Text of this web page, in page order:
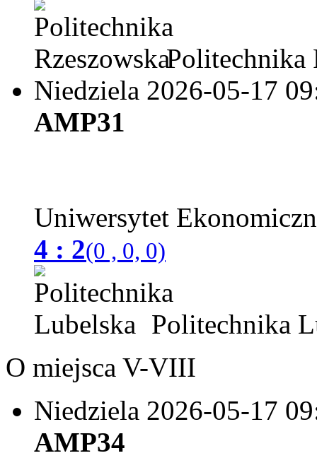
Politechnika
Niedziela 2026-05-17
AMP31
Uniwersytet
4 : 2(0 , 0, 0)
Politechnika
O miejsca V-VIII
Niedziela 2026-05-17
AMP34